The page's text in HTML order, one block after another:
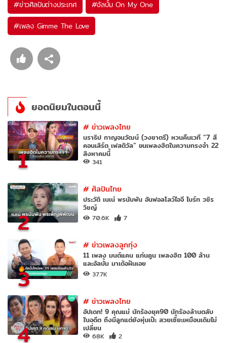
#ข่าวศิลปินต่างประเทศ #อัลบั้ม On My One
#เพลง Gimme The Love
ยอดนิยมในตอนนี้
1
#ข่าวเพลงไทย
นราธิป กาญจนวัฒน์ (วงชาตรี) หวนคืนเวที “7 สี
คอนเสิร์ต เฟสติวัล” ขนเพลงฮิตในความทรงจำ 22
สิงหาคมนี้
341
2
#ศิลปินไทย
ประวัติ เนเน่ พรนับพัน อันฟอลโลว์ไอจี ไบร์ท วชิร
วิชญ์
70.6K 7
3
#ข่าวเพลงลูกทุ่ง
11 เพลง มนต์แคน แก่นคูน เพลงฮิต 100 ล้าน
และอัลบั้ม มาเด้อฝันเอย
37.7K
4
#ข่าวเพลงไทย
อัปเดท! 9 คุณแม่ นักร้องยุค90 นักร้องล้านตลับ
ในอดีต ถึงมีลูกแต่ยังหุ่นเป๊ะ สวยเซี๊ยะเหมือนเดิมไม่
เปลี่ยน
68K 2